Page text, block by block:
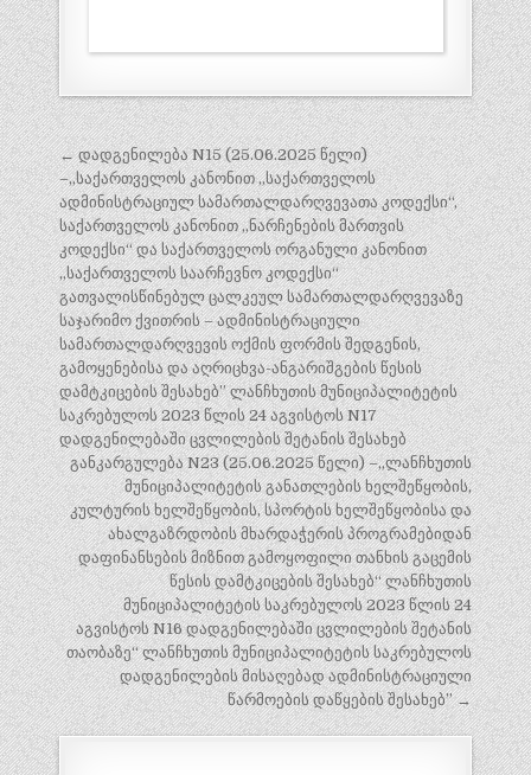
პოსტის
ნავიგაცია
← დადგენილება N15 (25.06.2025 წელი)
–,,საქართველოს კანონით „საქართველოს
ადმინისტრაციულ სამართალდარღვევათა კოდექსი“,
საქართველოს კანონით „ნარჩენების მართვის
კოდექსი“ და საქართველოს ორგანული კანონით
„საქართველოს საარჩევნო კოდექსი“
გათვალისწინებულ ცალკეულ სამართალდარღვევაზე
საჯარიმო ქვითრის – ადმინისტრაციული
სამართალდარღვევის ოქმის ფორმის შედგენის,
გამოყენებისა და აღრიცხვა-ანგარიშგების წესის
დამტკიცების შესახებ” ლანჩხუთის მუნიციპალიტეტის
საკრებულოს 2023 წლის 24 აგვისტოს N17
დადგენილებაში ცვლილების შეტანის შესახებ
განკარგულება N23 (25.06.2025 წელი) –„ლანჩხუთის
მუნიციპალიტეტის განათლების ხელშეწყობის,
კულტურის ხელშეწყობის, სპორტის ხელშეწყობისა და
ახალგაზრდობის მხარდაჭერის პროგრამებიდან
დაფინანსების მიზნით გამოყოფილი თანხის გაცემის
წესის დამტკიცების შესახებ“ ლანჩხუთის
მუნიციპალიტეტის საკრებულოს 2023 წლის 24
აგვისტოს N16 დადგენილებაში ცვლილების შეტანის
თაობაზე“ ლანჩხუთის მუნიციპალიტეტის საკრებულოს
დადგენილების მისაღებად ადმინისტრაციული
წარმოების დაწყების შესახებ” →